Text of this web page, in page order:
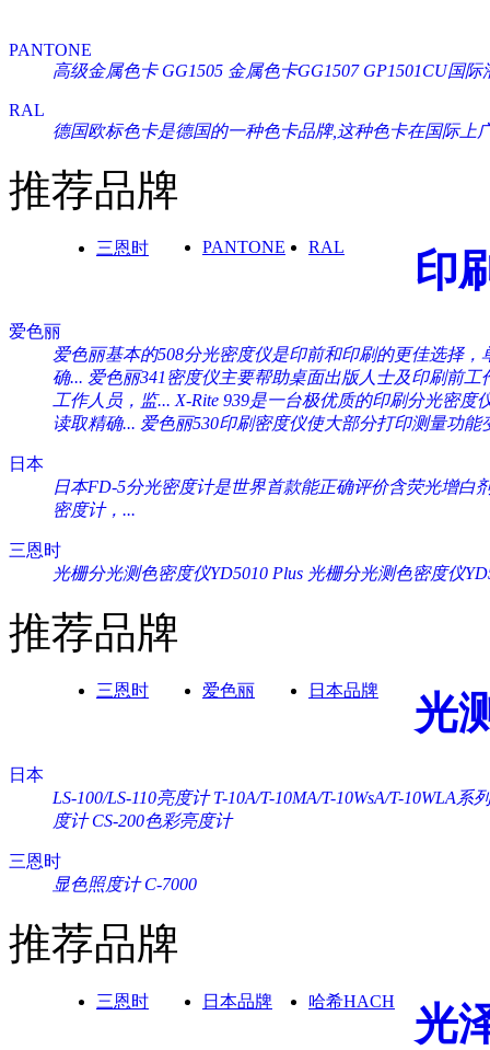
PANTONE
高级金属色卡 GG1505 金属色卡GG1507 GP1501CU国
RAL
德国欧标色卡是德国的一种色卡品牌,这种色卡在国际上
推荐品牌
三恩时 PANTONE RAL 印
爱色丽
爱色丽基本的508分光密度仪是印前和印刷的更佳选择，
确... 爱色丽341密度仪主要帮助桌面出版人士及印刷前工
工作人员，监... X-Rite 939是一台极优质的印刷分光密度
读取精确... 爱色丽530印刷密度仪使大部分打印测量功能
日本
日本FD-5分光密度计是世界首款能正确评价含荧光增白
密度计，...
三恩时
光栅分光测色密度仪YD5010 Plus 光栅分光测色密度仪
推荐品牌
三恩时 爱色丽 日本品牌 光
日本
LS-100/LS-110亮度计 T-10A/T-10MA/T-10WsA/T-10WLA系
度计 CS-200色彩亮度计
三恩时
显色照度计 C-7000
推荐品牌
三恩时 日本品牌 哈希HACH 光